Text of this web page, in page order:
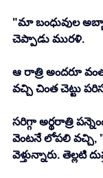
"మా బంధువుల
చెప్పాడు మురళి.
ఆ రాత్రి అందరూ
వచ్చి చింత చెట్టు
సరిగ్గా అర్థరాత్రి
వెంటనే లోపలి వచ్చి,
వెళ్తున్నారు. తెల్లటి